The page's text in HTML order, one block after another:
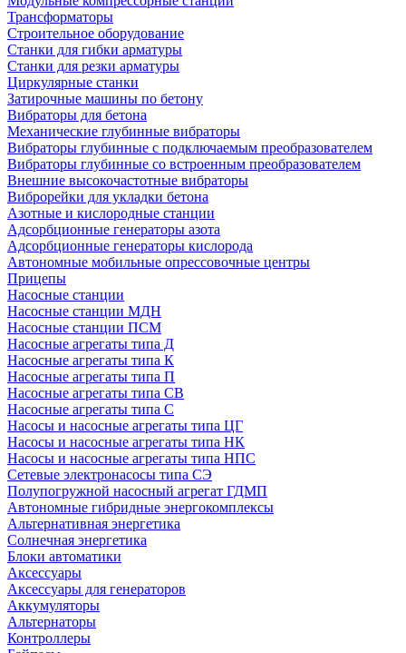
Трансформаторы
Строительное оборудование
Станки для гибки арматуры
Станки для резки арматуры
Циркулярные станки
Затирочные машины по бетону
Вибраторы для бетона
Механические глубинные вибраторы
Вибраторы глубинные с подключаемым преобразователем
Вибраторы глубинные со встроенным преобразователем
Внешние высокочастотные вибраторы
Виброрейки для укладки бетона
Азотные и кислородные станции
Адсорбционные генераторы азота
Адсорбционные генераторы кислорода
Автономные мобильные опрессовочные центры
Прицепы
Насосные станции
Насосные станции МДН
Насосные станции ПСМ
Насосные агрегаты типа Д
Насосные агрегаты типа К
Насосные агрегаты типа П
Насосные агрегаты типа СВ
Насосные агрегаты типа С
Насосы и насосные агрегаты типа ЦГ
Насосы и насосные агрегаты типа НК
Насосы и насосные агрегаты типа НПС
Сетевые электронасосы типа СЭ
Полупогружной насосный агрегат ГДМП
Автономные гибридные энергокомплексы
Альтернативная энергетика
Солнечная энергетика
Блоки автоматики
Аксессуары
Аксессуары для генераторов
Аккумуляторы
Альтернаторы
Контроллеры